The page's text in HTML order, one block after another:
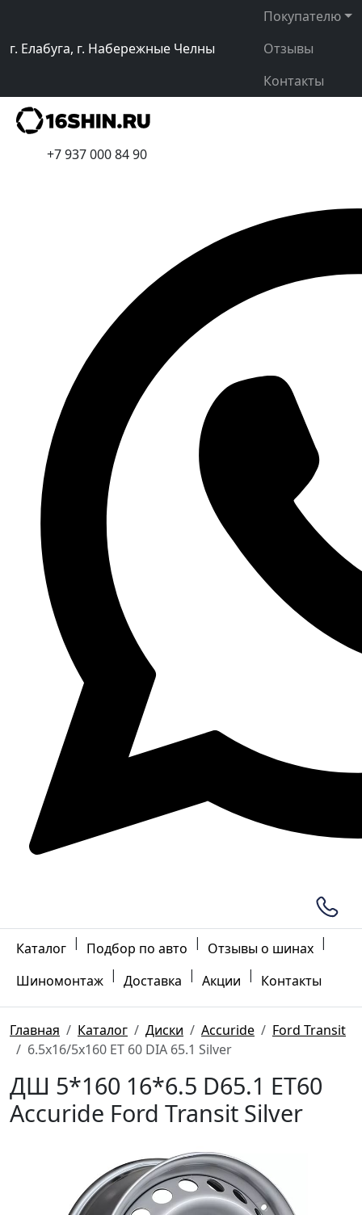
г. Елабуга, г. Набережные Челны
Покупателю
Отзывы
Контакты
+7 937 000 84 90
Каталог | Подбор по авто | Отзывы о шинах |
Шиномонтаж | Доставка | Акции | Контакты
Главная Каталог Диски Accuride
Ford Transit
6.5x16/5x160 ET 60 DIA 65.1 Silver
ДШ 5*160 16*6.5 D65.1 ET60
Accuride Ford Transit Silver